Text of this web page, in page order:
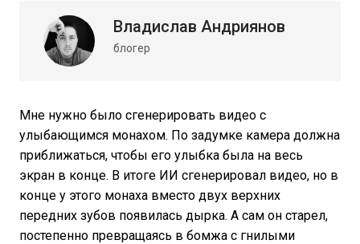
Владислав Андриянов
блогер
Мне нужно было сгенерировать видео с
улыбающимся монахом. По задумке камера должна
приближаться, чтобы его улыбка была на весь
экран в конце. В итоге ИИ сгенерировал видео, но в
конце у этого монаха вместо двух верхних
передних зубов появилась дырка. А сам он старел,
постепенно превращаясь в бомжа с гнилыми